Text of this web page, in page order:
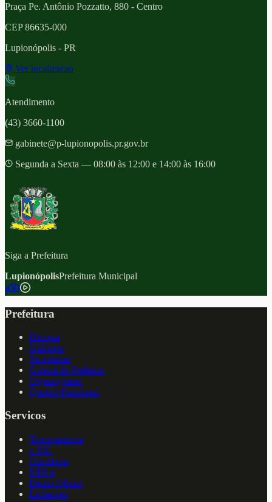
Praça Pe. Antônio Pozzatto, 880 - Centro
CEP86635-000
Lupionópolis - PR
Ver localizacao
Atendimento
(43) 3660-1100
gabinete@p-lupionopolis.pr.gov.br
Segunda a Sexta — 08:00 às 12:00 e 14:00 às 16:00
Siga a Prefeitura
LupionópolisPrefeitura Municipal
f
Prefeitura
Historia
Gabinete
Secretarias
Galeria de Prefeitos
Organograma
Quadro Funcional
Servicos
Transparencia
e-SIC
Ouvidoria
NFS-e
Diario Oficial
Licitacoes